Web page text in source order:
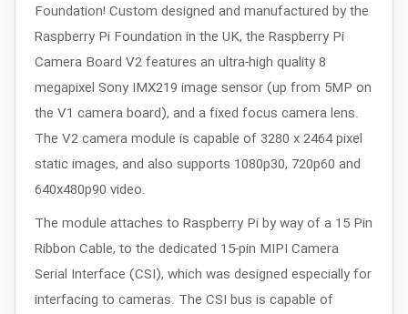
Foundation! Custom designed and manufactured by the
Raspberry Pi Foundation in the UK, the Raspberry Pi
Camera Board V2 features an ultra-high quality 8
megapixel Sony IMX219 image sensor (up from 5MP on
the V1 camera board), and a fixed focus camera lens.
The V2 camera module is capable of 3280 x 2464 pixel
static images, and also supports 1080p30, 720p60 and
640x480p90 video.
The module attaches to Raspberry Pi by way of a 15 Pin
Ribbon Cable, to the dedicated 15-pin MIPI Camera
Serial Interface (CSI), which was designed especially for
interfacing to cameras. The CSI bus is capable of